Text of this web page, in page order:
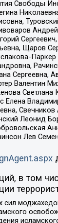
Свободы
Щаров
Валентин
Елена
Леонид
Лев
в том